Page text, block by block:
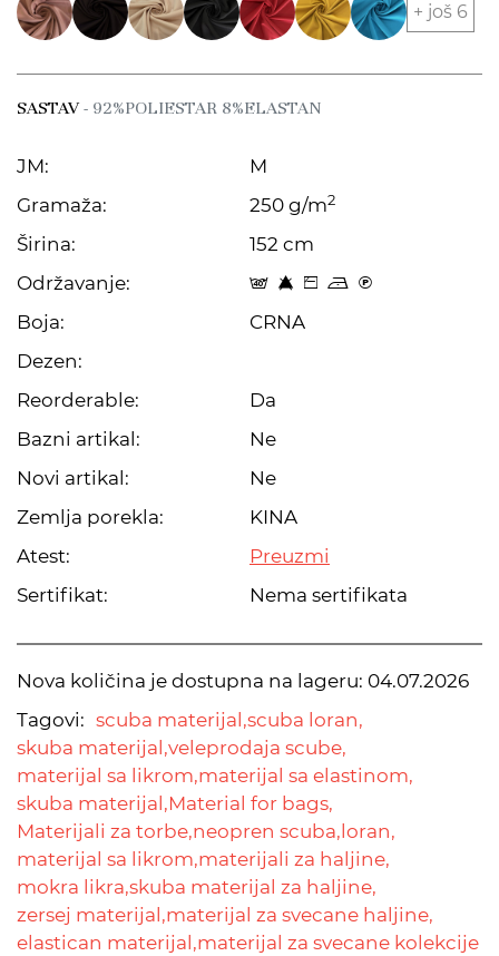
+ još 6
SASTAV- 92%POLIESTAR 8%ELASTAN
JM:
M
Gramaža:
250 g/m2
Širina:
152 cm
Održavanje:
t 8 Z o C
Boja:
CRNA
Dezen:
Reorderable:
Da
Bazni artikal:
Ne
Novi artikal:
Ne
Zemlja porekla:
KINA
Atest:
Preuzmi
Sertifikat:
Nema sertifikata
Nova količina je dostupna na lageru: 04.07.2026
Tagovi: scuba materijal,scuba loran,
skuba materijal,veleprodaja scube,
materijal sa likrom,materijal sa elastinom,
skuba materijal,Material for bags,
Materijali za torbe,neopren scuba, loran,
materijal sa likrom,materijali za haljine,
mokra likra,skuba materijal za haljine,
zersej materijal,materijal za svecane haljine,
elastican materijal,materijal za svecane kolekcije